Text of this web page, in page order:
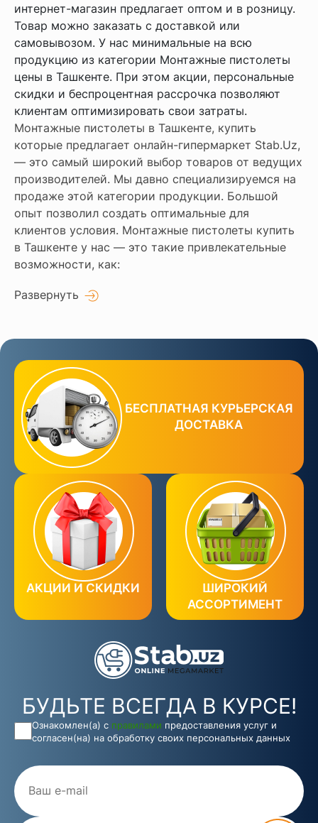
интернет-магазин предлагает оптом и в розницу.
Товар можно заказать с доставкой или
самовывозом. У нас минимальные на всю
продукцию из категории Монтажные пистолеты
цены в Ташкенте. При этом акции, персональные
скидки и беспроцентная рассрочка позволяют
клиентам оптимизировать свои затраты.
Монтажные пистолеты в Ташкенте, купить
которые предлагает онлайн-гипермаркет Stab.Uz,
— это самый широкий выбор товаров от ведущих
производителей. Мы давно специализируемся на
продаже этой категории продукции. Большой
опыт позволил создать оптимальные для
клиентов условия. Монтажные пистолеты купить
в Ташкенте у нас — это такие привлекательные
возможности, как:
Развернуть
БЕСПЛАТНАЯ КУРЬЕРСКАЯ
ДОСТАВКА
АКЦИИ И СКИДКИ
ШИРОКИЙ
АССОРТИМЕНТ
БУДЬТЕ ВСЕГДА В КУРСЕ!
Ознакомлен(а) с правилами предоставления услуг и
согласен(на) на обработку своих персональных данных